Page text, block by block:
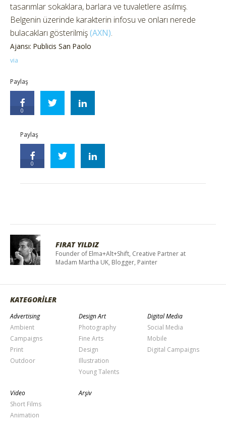
tasarımlar sokaklara, barlara ve tuvaletlere asılmış.
Belgenin üzerinde karakterin infosu ve onları nerede
bulacakları gösterilmiş(AXN).
Ajansı: Publicis San Paolo
via
Paylaş
0
Paylaş
0
FIRAT YILDIZ
Founder of Elma+Alt+Shift, Creative Partner at
Madam Martha UK, Blogger, Painter
KATEGORİLER
Advertising
Ambient
Campaigns
Print
Outdoor
Design Art
Photography
Fine Arts
Design
Illustration
Young Talents
Digital Media
Social Media
Mobile
Digital Campaigns
Video
Short Films
Animation
Arşiv